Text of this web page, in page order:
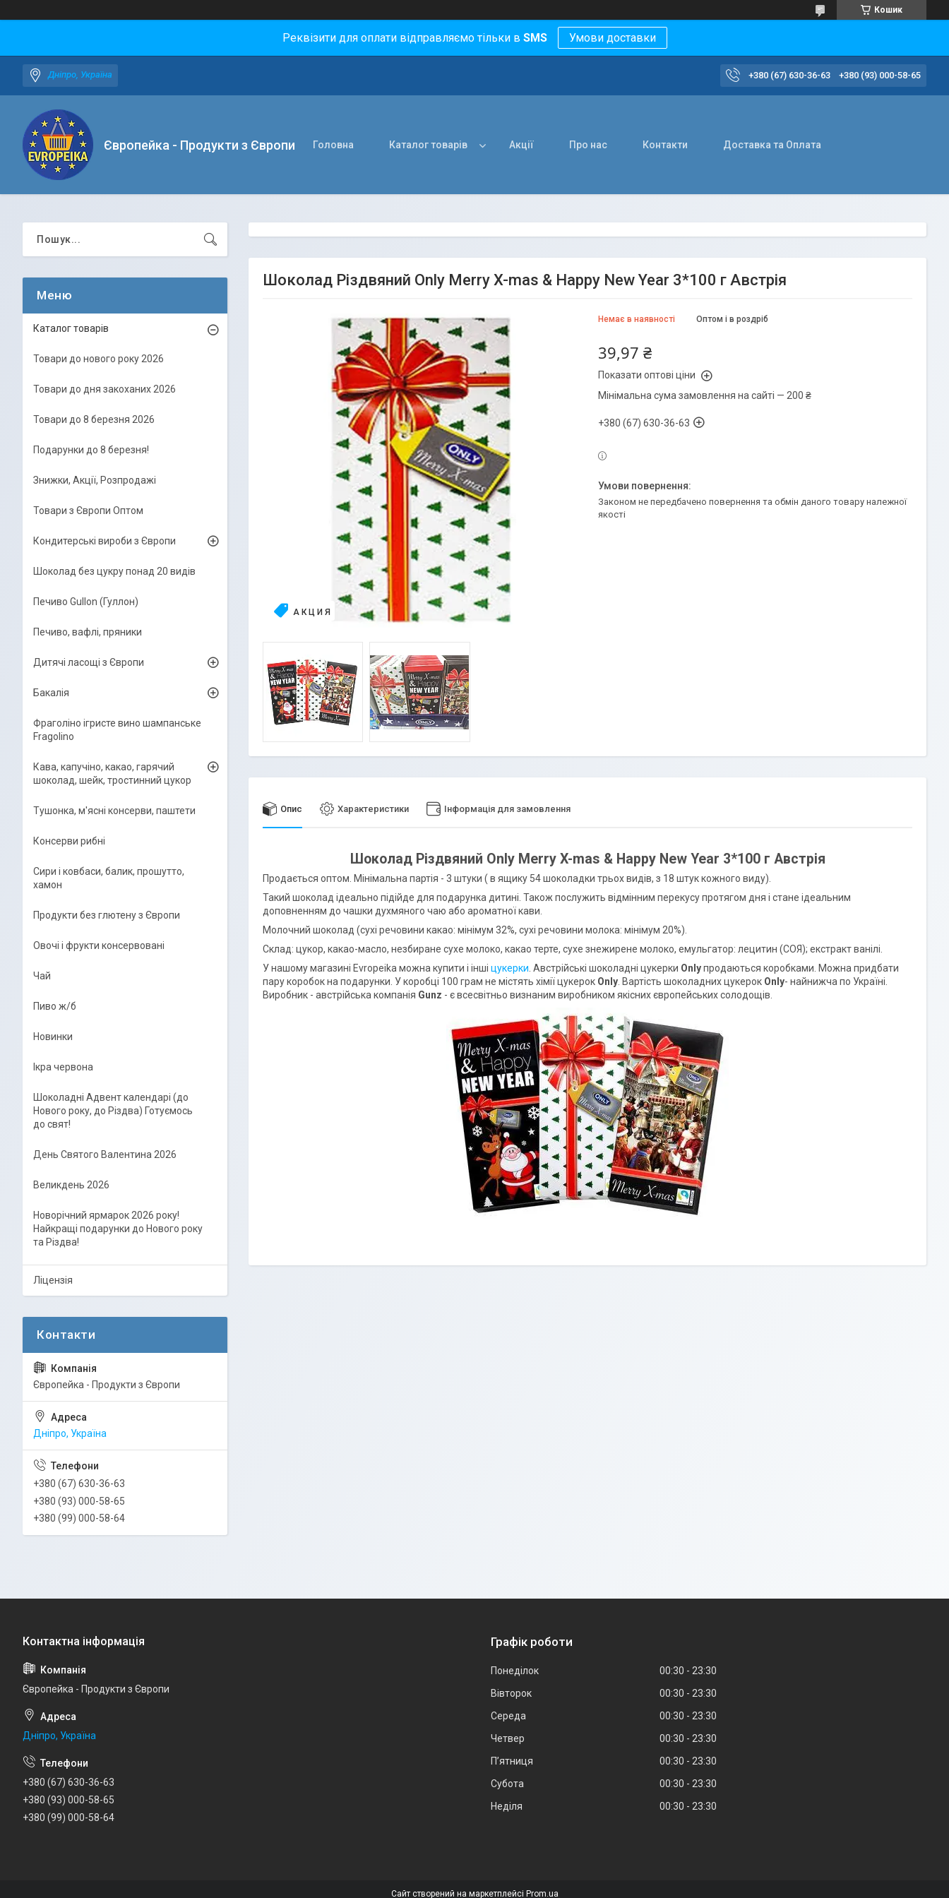
Кошик
Реквізити для оплати відправляємо тільки в SMS Умови доставки
Дніпро, Україна +380 (67) 630-36-63 +380 (93) 000-58-65
Європейка - Продукти з Європи Головна Каталог товарів Акції Про нас Контакти Доставка та Оплата
Шоколад Різдвяний Only Merry X-mas & Happy New Year 3*100 г Австрія
А К Ц И Я
Немає в наявності Оптом і в роздріб
39,97 ₴
Показати оптові ціни
Мінімальна сума замовлення на сайті — 200 ₴
+380 (67) 630-36-63
Законом не передбачено повернення та обмін даного товару належної
якості
Опис Характеристики Інформація для замовлення
Шоколад Різдвяний Only Merry X-mas & Happy New Year 3*100 г Австрія
Продається оптом. Мінімальна партія - 3 штуки ( в ящику 54 шоколадки трьох видів, з 18 штук кожного виду).
Такий шоколад ідеально підійде для подарунка дитині. Також послужить відмінним перекусу протягом дня і стане ідеальним
доповненням до чашки духмяного чаю або ароматної кави.
Молочний шоколад (сухі речовини какао: мінімум 32%, сухі речовини молока: мінімум 20%).
Склад: цукор, какао-масло, незбиране сухе молоко, какао терте, сухе знежирене молоко, емульгатор: лецитин (СОЯ); екстракт ванілі.
У нашому магазині Evropeika можна купити і інші цукерки . Австрійські шоколадні цукерки Onlyпродаються коробками. Можна придбати
пару коробок на подарунки. У коробці 100 грам не містять хімії цукерок Only . Вартість шоколадних цукерок Only- найнижча по Україні.
Виробник - австрійська компанія Gunz - є всесвітньо визнаним виробником якісних європейських солодощів.
Каталог товарів
Товари до нового року 2026
Товари до дня закоханих 2026
Товари до 8 березня 2026
Подарунки до 8 березня!
Знижки, Акції, Розпродажі
Товари з Європи Оптом
Кондитерські вироби з Європи
Шоколад без цукру понад 20 видів
Печиво Gullon (Гуллон)
Печиво, вафлі, пряники
Дитячі ласощі з Європи
Бакалія
Фраголіно ігристе вино шампанське
Fragolino
Кава, капучіно, какао, гарячий
шоколад, шейк, тростинний цукор
Тушонка, м'ясні консерви, паштети
Консерви рибні
Сири і ковбаси, балик, прошутто,
хамон
Продукти без глютену з Європи
Овочі і фрукти консервовані
Чай
Пиво ж/б
Новинки
Ікра червона
Шоколадні Адвент календарі (до
Нового року, до Різдва) Готуємось
до свят!
День Святого Валентина 2026
Великдень 2026
Новорічний ярмарок 2026 року!
Найкращі подарунки до Нового року
та Різдва!
Ліцензія
Європейка - Продукти з Європи
Дніпро, Україна
+380 (67) 630-36-63
+380 (93) 000-58-65
+380 (99) 000-58-64
Європейка - Продукти з Європи
Дніпро, Україна
+380 (67) 630-36-63
+380 (93) 000-58-65
+380 (99) 000-58-64
Графік роботи
Понеділок 00:30
23:30
Вівторок
00:30
23:30
Середа
00:30
23:30
Четвер
00:30
23:30
Пʼятниця
00:30
23:30
Субота
00:30
23:30
Неділя
00:30 23:30
Сайт створений на маркетплейсі Prom.ua